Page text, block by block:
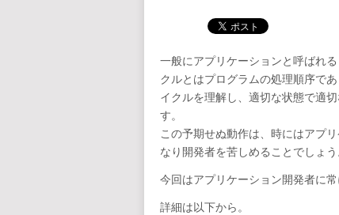
一般にアプリケーションと呼ばれ
クルとはプログラムの処理順序で
イクルを理解し、適切な状態で適
す。
この予期せぬ動作は、時にはアプ
なり開発者を苦しめることでしょう
今回はアプリケーション開発者に
詳細は以下から。